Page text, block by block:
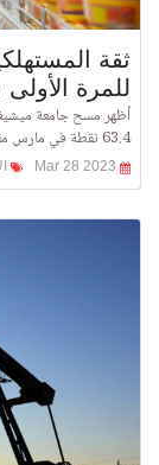
ثقة
للمرة
أظهر مسح جامعة
63.4 نقطة في مارس مقابل 67 نقطة في فبراير